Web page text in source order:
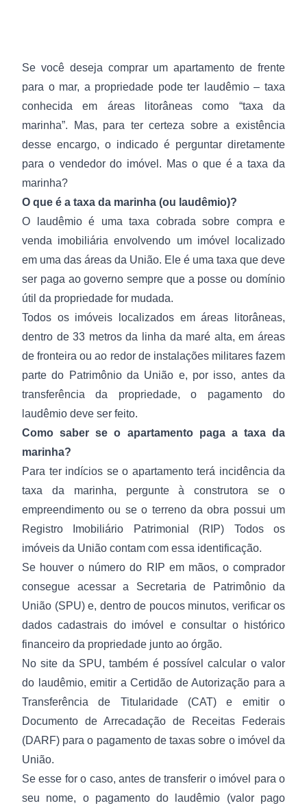
Se você deseja comprar um apartamento de frente
para o mar, a propriedade pode ter laudêmio – taxa
conhecida em áreas litorâneas como “taxa da
marinha”. Mas, para ter certeza sobre a existência
desse encargo, o indicado é perguntar diretamente
para o vendedor do imóvel. Mas o que é a taxa da
marinha?
O que é a taxa da marinha (ou laudêmio)?
O
laudêmioé uma taxa cobrada sobre compra e
venda imobiliária envolvendo um imóvel localizado
em uma das áreas da União. Ele é uma taxa que deve
ser paga ao governo sempre que a posse ou domínio
útil da propriedade for mudada.
Todos os imóveis localizados em áreas litorâneas,
dentro de 33 metros da linha da maré alta, em áreas
de fronteira ou ao redor de instalações militares fazem
parte do Patrimônio da União e, por isso, antes da
transferência da propriedade, o pagamento do
laudêmio deve ser feito.
Como saber se o apartamento paga a taxa da
marinha?
Para ter indícios se o apartamento terá incidência da
taxa da marinha, pergunte à construtora se o
empreendimento ou se o terreno da obra possui um
Registro Imobiliário Patrimonial (RIP) Todos os
imóveis da União contam com essa identificação.
Se houver o número do RIP em mãos, o comprador
consegue acessar a Secretaria de Patrimônio da
União (SPU) e, dentro de poucos minutos, verificar os
dados cadastrais do imóvel e consultar o histórico
financeiro da propriedade junto ao órgão.
No site da SPU, também é possível calcular o valor
do laudêmio, emitir a Certidão de Autorização para a
Transferência de Titularidade (CAT) e emitir o
Documento de Arrecadação de Receitas Federais
(DARF) para o pagamento de taxas sobre o imóvel da
União.
Se esse for o caso, antes de transferir o imóvel para o
seu nome, o pagamento do laudêmio (valor pago